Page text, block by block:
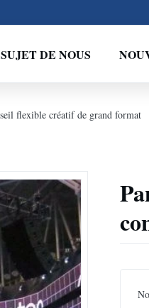
DE NOUS
flexible créatif de grand format